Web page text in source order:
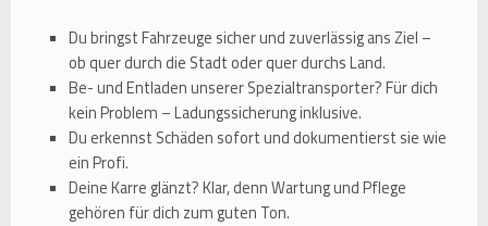
Du bringst Fahrzeuge sicher und zuverlässig ans Ziel –
ob quer durch die Stadt oder quer durchs Land.
Be- und Entladen unserer Spezialtransporter? Für dich
kein Problem – Ladungssicherung inklusive.
Du erkennst Schäden sofort und dokumentierst sie wie
ein Profi.
Deine Karre glänzt? Klar, denn Wartung und Pflege
gehören für dich zum guten Ton.